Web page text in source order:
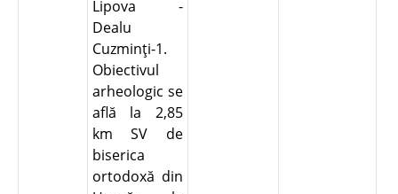
Lipova -
Dealu
Cuzminţi-1.
Obiectivul
arheologic se
află la 2,85
km SV de
biserica
ortodoxă din